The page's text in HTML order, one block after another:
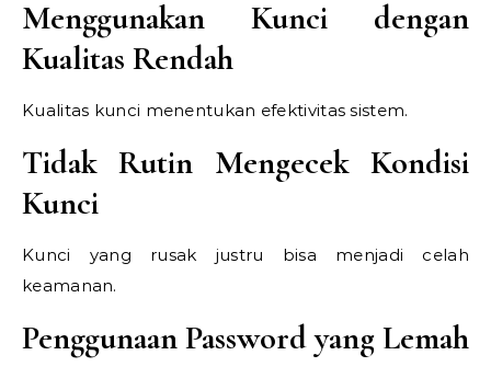
Menggunakan Kunci dengan
Kualitas Rendah
Kualitas kunci menentukan efektivitas sistem.
Tidak Rutin Mengecek Kondisi
Kunci
Kunci yang rusak justru bisa menjadi celah
keamanan.
Penggunaan Password yang Lemah